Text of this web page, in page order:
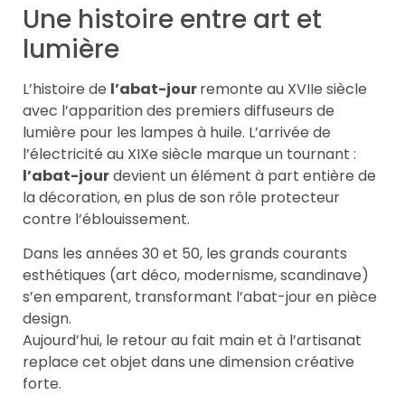
Une histoire entre art et
lumière
L’histoire de l’abat-jourremonte au XVIIe siècle
avec l’apparition des premiers diffuseurs de
lumière pour les lampes à huile. L’arrivée de
l’électricité au XIXe siècle marque un tournant :
l’abat-jourdevient un élément à part entière de
la décoration, en plus de son rôle protecteur
contre l’éblouissement.
Dans les années 30 et 50, les grands courants
esthétiques (art déco, modernisme, scandinave)
s’en emparent, transformant l’abat-jour en pièce
design.
Aujourd’hui, le retour au fait main et à l’artisanat
replace cet objet dans une dimension créative
forte.